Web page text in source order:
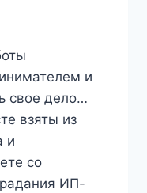
и
свое дело…
взяты из
и
со
ИП-